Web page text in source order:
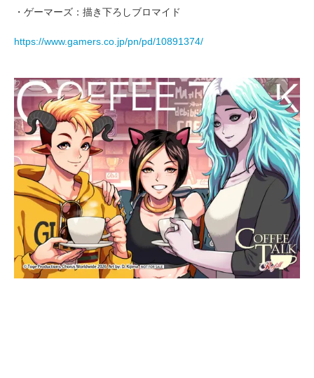
・ゲーマーズ：描き下ろしブロマイド
https://www.gamers.co.jp/pn/pd/10891374/